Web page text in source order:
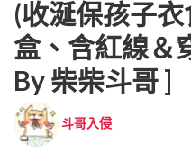
(收涎保孩子
盒、含紅線＆
By 柴柴斗哥 ]
斗哥入侵